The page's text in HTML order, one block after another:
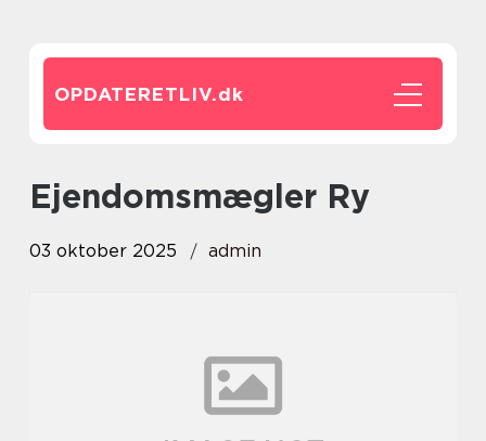
OPDATERETLIV.dk
Ejendomsmægler Ry
03 oktober 2025 admin